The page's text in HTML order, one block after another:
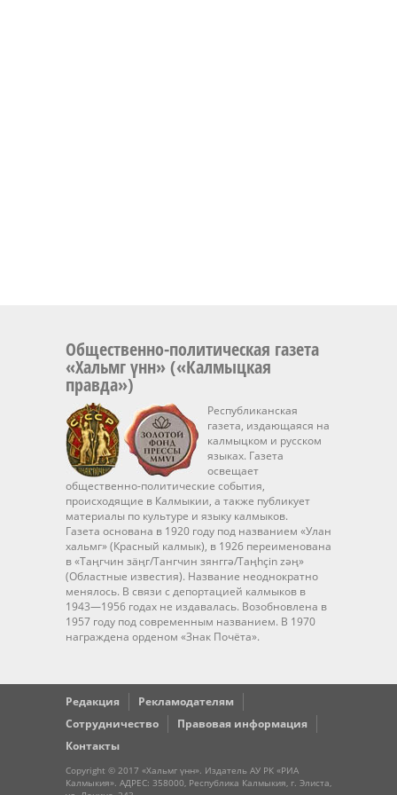
Общественно-политическая газета
«Хальмг үнн» («Калмыцкая
правда»)
Республиканская
газета, издающаяся на
калмыцком и русском
языках. Газета
освещает
общественно-политические события,
происходящие в Калмыкии, а также публикует
материалы по культуре и языку калмыков.
Газета основана в 1920 году под названием «Улан
хальмг» (Красный калмык), в 1926 переименована
в «Таңгчин зäңг/Тангчин зянггә/Taңhçin zәң»
(Областные известия). Название неоднократно
менялось. В связи с депортацией калмыков в
1943—1956 годах не издавалась. Возобновлена в
1957 году под современным названием. В 1970
награждена орденом «Знак Почёта».
Редакция
Рекламодателям
Сотрудничество
Правовая информация
Контакты
Copyright © 2017 «Хальмг үнн». Издатель АУ РК «РИА
Калмыкия». АДРЕС: 358000, Республика Калмыкия, г. Элиста,